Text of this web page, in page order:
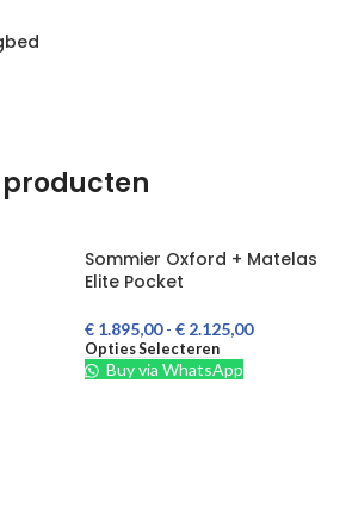
Sommier Oxford + Matelas
Elite Pocket
€ 1.895,00 - € 2.125,00
Opties Selecteren
Buy via WhatsApp